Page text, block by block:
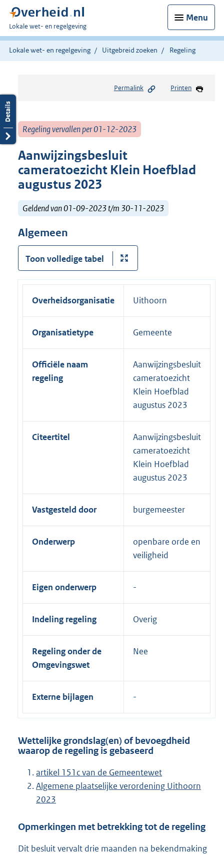
Menu
U
bent
hier:
Lokale wet- en regelgeving
Lokale wet- en regelgeving Uitgebreid zoeken Regeling
Permalink Printen
Regeling vervallen per 01-12-2023
Aanwijzingsbesluit
cameratoezicht Klein Hoefblad
augustus 2023
Geldend van 01-09-2023 t/m 30-11-2023
Algemeen
Toon volledige tabel
Overheidsorganisatie Uithoorn
Organisatietype Gemeente
Officiële naam
regeling
Aanwijzingsbesluit
cameratoezicht
Klein Hoefblad
augustus 2023
Citeertitel
Aanwijzingsbesluit
cameratoezicht
Klein Hoefblad
augustus 2023
Vastgesteld door burgemeester
Onderwerp
openbare orde en
veiligheid
Eigen onderwerp
Indeling regeling Overig
Regeling onder de
Omgevingswet
Nee
Externe bijlagen
Wettelijke grondslag(en) of bevoegdheid
waarop de regeling is gebaseerd
artikel 151c van de Gemeentewet
Algemene plaatselijke verordening Uithoorn
2023
Opmerkingen met betrekking tot de regeling
Dit besluit vervalt drie maanden na bekendmaking